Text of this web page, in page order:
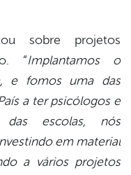
sobre projetos
“Implantamos o
e fomos uma das
a ter psicólogos e
das escolas, nós
em material
a vários projetos